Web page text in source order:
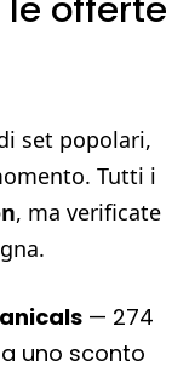
set popolari,
Tutti i
, ma verificate
— 274
uno sconto